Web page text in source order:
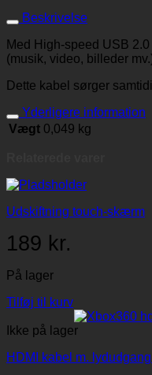
Beskrivelse
Med High-speed USB
(musik, video, billeder
Dette kabel sørger
Yderligere information
Vægt 0,049 kg
Udskiftning touch-skærm
189 kr.
På lager
Tilføj til kurv
Ikke på lager
HDMI kabel m.